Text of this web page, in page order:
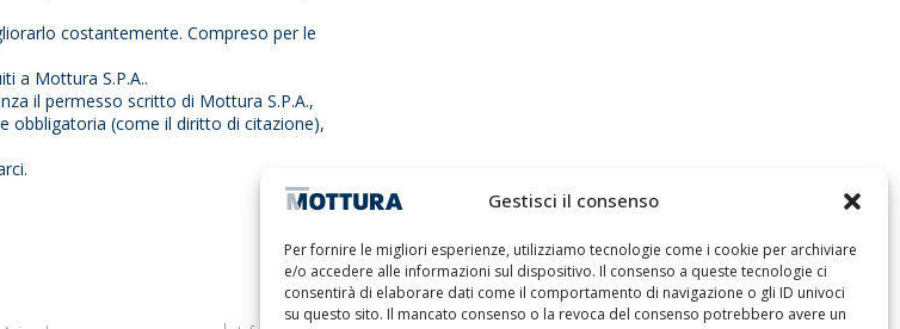
Gestisci il consenso
Per fornire le migliori esperienze, utilizziamo tecnologie come i cookie per archiviare
e/o accedere alle informazioni sul dispositivo. Il consenso a queste tecnologie ci
consentirà di elaborare dati come il comportamento di navigazione o gli ID univoci
su questo sito. Il mancato consenso o la revoca del consenso potrebbero avere un
costantemente. Compreso per le
a Mottura S.P.A..
il permesso scritto di Mottura S.P.A.,
obbligatoria (come il diritto di citazione),